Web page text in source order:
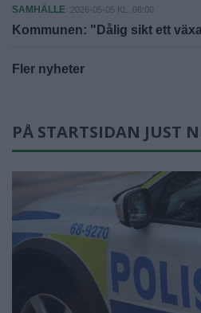
SAMHÄLLE 2026-05-05 KL. 06:00
Kommunen: "Dålig sikt ett
Fler nyheter
PÅ STARTSIDAN JUST